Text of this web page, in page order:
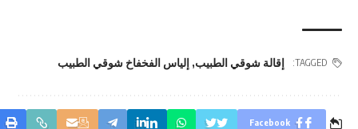
TAGGED: إقالة شوقي الطبيب,إلياس الفخفاخ شوقي الطبيب
Facebook